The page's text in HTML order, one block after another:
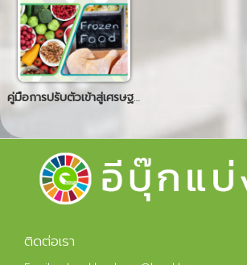
คู่มือการปรับตัวเข้าสู่เศรษฐกิจสีเขียว (อาหาร)
ติดต่อเรา